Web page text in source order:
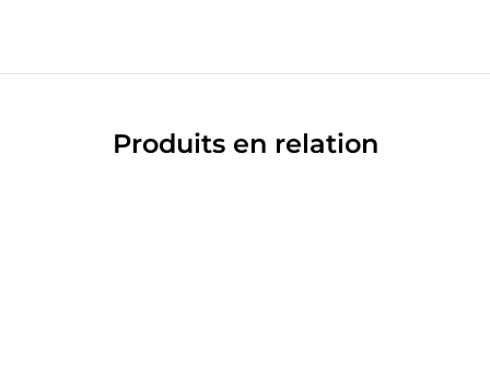
Produits en relation